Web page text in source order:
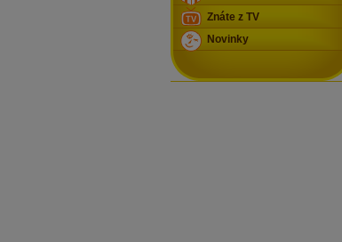
Znáte z TV
Novinky